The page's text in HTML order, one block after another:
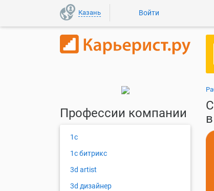
Казань Войти
Профессии компании
1с
1с битрикс
3d artist
3d дизайнер